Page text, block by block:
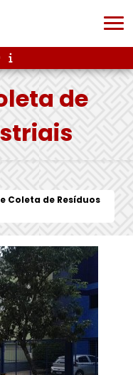
de
Coleta de Resíduos